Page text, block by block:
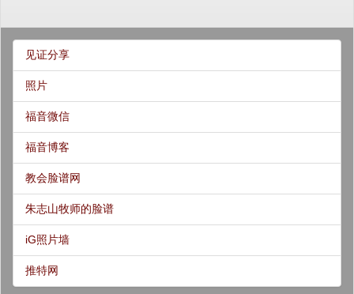
见证分享
照片
福音微信
福音博客
教会脸谱网
朱志山牧师的脸谱
iG照片墙
推特网